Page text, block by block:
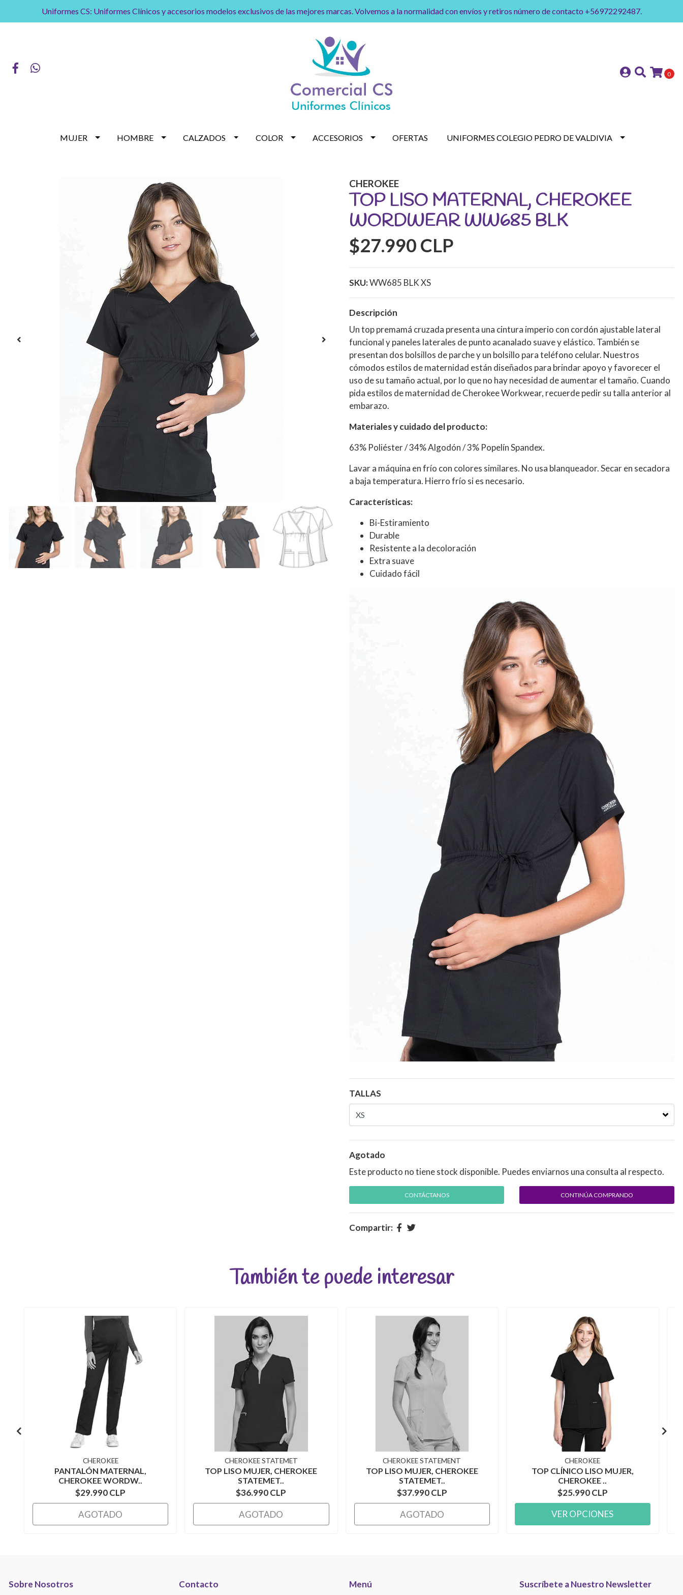
Uniformes CS: Uniformes Clínicos y accesorios modelos exclusivos de las mejores marcas. Volvemos a la normalidad con envíos y retiros número de contacto +56972292487.
0
MUJER HOMBRE CALZADOS COLOR ACCESORIOS OFERTAS UNIFORMES COLEGIO PEDRO DE VALDIVIA
CHEROKEE
TOP LISO MATERNAL, CHEROKEE
WORDWEAR WW685 BLK
$27.990 CLP
SKU:WW685 BLK XS
Descripción
Un top premamá cruzada presenta una cintura imperio con cordón ajustable lateral
funcional y paneles laterales de punto acanalado suave y elástico. También se
presentan dos bolsillos de parche y un bolsillo para teléfono celular. Nuestros
cómodos estilos de maternidad están diseñados para brindar apoyo y favorecer el
uso de su tamaño actual, por lo que no hay necesidad de aumentar el tamaño. Cuando
pida estilos de maternidad de Cherokee Workwear, recuerde pedir su talla anterior al
embarazo.
Materiales y cuidado del producto:
63% Poliéster / 34% Algodón / 3% Popelín Spandex.
Lavar a máquina en frío con colores similares. No usa blanqueador. Secar en secadora
a baja temperatura. Hierro frío si es necesario.
Características:
Bi-Estiramiento
Durable
Resistente a la decoloración
Extra suave
Cuidado fácil
TALLAS
Agotado
Este producto no tiene stock disponible. Puedes enviarnos una consulta al respecto.
CONTÁCTANOS CONTINÚA COMPRANDO
Compartir:
También te puede interesar
CHEROKEE
PANTALÓN MATERNAL,
CHEROKEE WORDW..
$29.990 CLP
AGOTADO
CHEROKEE STATEMET
TOP LISO MUJER, CHEROKEE
STATEMET..
$36.990 CLP
AGOTADO
CHEROKEE STATEMENT
TOP LISO MUJER, CHEROKEE
STATEMET..
$37.990 CLP
AGOTADO
CHEROKEE
TOP CLÍNICO LISO MUJER,
CHEROKEE ..
$25.990 CLP
VER OPCIONES
Sobre Nosotros Contacto Menú Suscríbete a Nuestro Newsletter